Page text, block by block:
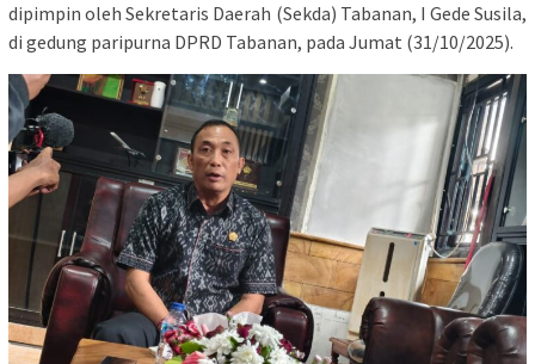
dipimpin oleh Sekretaris Daerah (Sekda) Tabanan, I Gede Susila,
di gedung paripurna DPRD Tabanan, pada Jumat (31/10/2025).